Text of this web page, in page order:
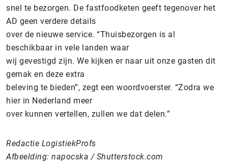
snel te bezorgen. De fastfoodketen geeft tegenover het
AD geen verdere details
over de nieuwe service. “Thuisbezorgen is al
beschikbaar in vele landen waar
wij gevestigd zijn. We kijken er naar uit onze gasten dit
gemak en deze extra
beleving te bieden”, zegt een woordvoerster. “Zodra we
hier in Nederland meer
over kunnen vertellen, zullen we dat delen.”
Redactie LogistiekProfs
Afbeelding: napocska / Shutterstock.com